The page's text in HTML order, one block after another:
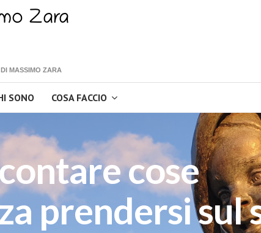
MASSIMO ZARA
SONO COSA FACCIO
cose
prendersi sul